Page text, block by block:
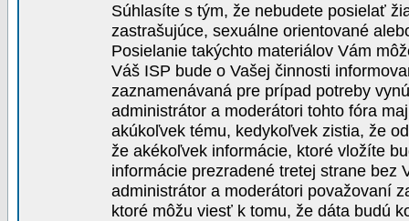
Súhlasíte s tým, že nebudete posielať
zastrašujúce, sexuálne orientované
Posielanie takýchto materiálov Vám
Váš ISP bude o Vašej činnosti
zaznamenávaná pre prípad potreby
administrátor a moderátori tohto fóra
akúkoľvek tému, kedykoľvek zistia, že
že akékoľvek informácie, ktoré vložíte
informácie prezradené tretej strane bez
administrátor a moderátori považovaní
ktoré môžu viesť k tomu, že dáta budú